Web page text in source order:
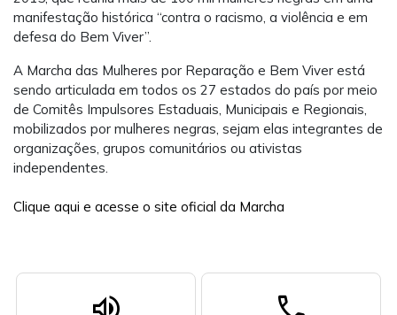
manifestação histórica “contra o racismo, a violência e em
defesa do Bem Viver”.
A Marcha das Mulheres por Reparação e Bem Viver está
sendo articulada em todos os 27 estados do país por meio
de Comitês Impulsores Estaduais, Municipais e Regionais,
mobilizados por mulheres negras, sejam elas integrantes de
organizações, grupos comunitários ou ativistas
independentes.
Clique aqui e acesse o site oficial da Marcha